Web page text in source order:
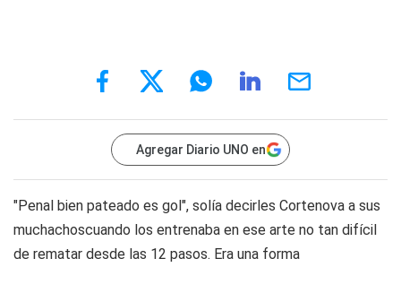
Agregar Diario UNO en
"Penal bien pateado es gol", solía decirles Cortenova a sus
muchachoscuando los entrenaba en ese arte no tan difícil
de rematar desde las 12 pasos. Era una forma